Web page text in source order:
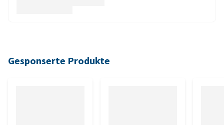
Gesponserte Produkte